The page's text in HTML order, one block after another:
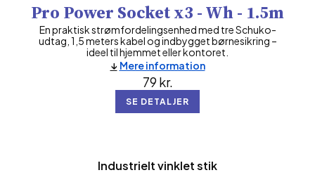
Pro Power Socket x3 - Wh - 1.5m
En praktisk strømfordelingsenhed med tre Schuko-
udtag, 1,5 meters kabel og indbygget børnesikring –
ideel til hjemmet eller kontoret.
79 kr.
SE DETALJER
Mere information
Industrielt vinklet stik